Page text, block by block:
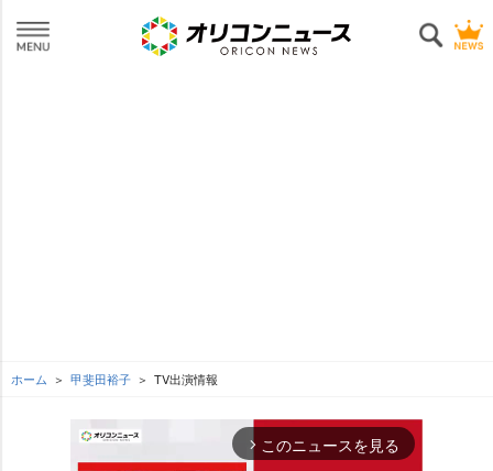
ホーム 甲斐田裕子 TV出演情報
arrow_forward_ios このニュースを見る